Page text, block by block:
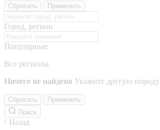
Сбросить Применить
Город, регион
Популярные
Все регионы
Ничего не найдено Укажите другую породу
Сбросить
Применить
Поиск
Назад